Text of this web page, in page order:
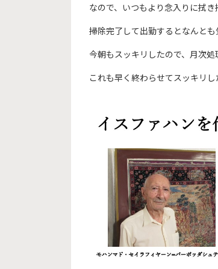
なので、いつもより念入りに拭
掃除完了して出勤するとなんとも
今朝もスッキリしたので、月次処
これも早く終わらせてスッキリ